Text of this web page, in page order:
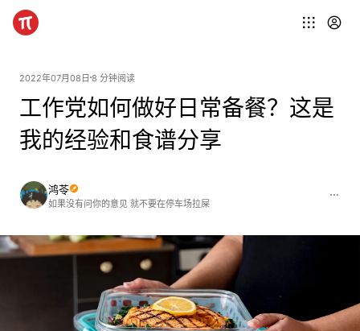
2022年07月08日 8 分钟阅读
工作党如何做好日常备餐？这是
我的经验和食谱分享
鸿苓
如果没有问你的意见 就不要在停车场拉屎